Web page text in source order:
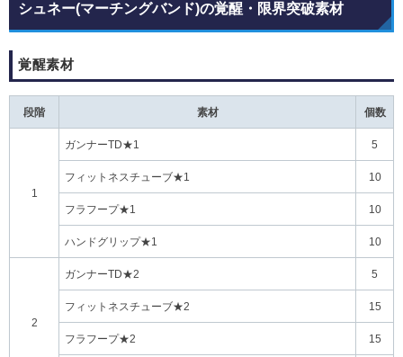
シュネー(マーチングバンド)の覚醒・限界突破素材
覚醒素材
段階 素材 個数
1
ガンナーTD★1 5
フィットネスチューブ★1 10
フラフープ★1 10
ハンドグリップ★1 10
2
ガンナーTD★2 5
フィットネスチューブ★2 15
フラフープ★2 15